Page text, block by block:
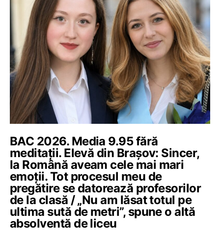
BAC 2026. Media 9.95 fără
meditații. Elevă din Brașov: Sincer,
la Română aveam cele mai mari
emoții. Tot procesul meu de
pregătire se datorează profesorilor
de la clasă / „Nu am lăsat totul pe
ultima sută de metri”, spune o altă
absolventă de liceu